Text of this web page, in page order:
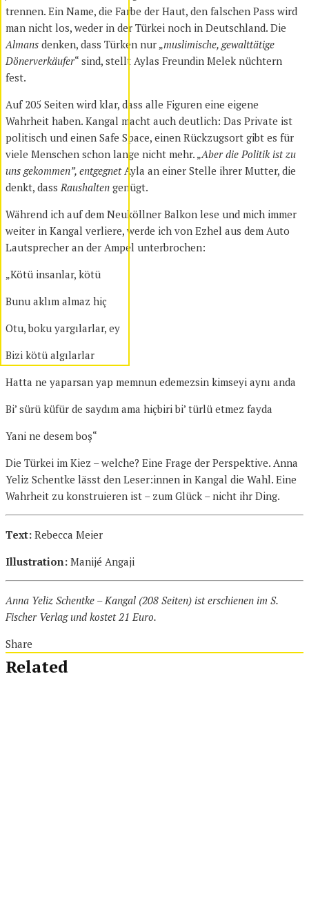
trennen. Ein Name, die Farbe der Haut, den falschen Pass wird
man nicht los, weder in der Türkei noch in Deutschland. Die
Almans denken, dass Türken nur „muslimische, gewalttätige
Dönerverkäufer“ sind, stellt Aylas Freundin Melek nüchtern
fest.
Auf 205 Seiten wird klar, dass alle Figuren eine eigene
Wahrheit haben. Kangal macht auch deutlich: Das Private ist
politisch und einen Safe Space, einen Rückzugsort gibt es für
viele Menschen schon lange nicht mehr. „Aber die Politik ist zu
uns gekommen”, entgegnetAyla an einer Stelle ihrer Mutter, die
denkt, dassRaushalten genügt.
Während ich auf dem Neuköllner Balkon lese und mich immer
weiter in Kangal verliere, werde ich von Ezhel aus dem Auto
Lautsprecher an der Ampel unterbrochen:
„Kötü insanlar, kötü
Bunu aklım almaz hiç
Otu, boku yargılarlar, ey
Bizi kötü algılarlar
Hatta ne yaparsan yap memnun edemezsin kimseyi aynı anda
Bi’ sürü küfür de saydım ama hiçbiri bi’ türlü etmez fayda
Yani ne desem boş“
Die Türkei im Kiez – welche? Eine Frage der Perspektive. Anna
Yeliz Schentke lässt den Leser:innen in Kangal die Wahl. Eine
Wahrheit zu konstruieren ist – zum Glück – nicht ihr Ding.
Text: Rebecca Meier
Illustration: Manijé Angaji
Anna Yeliz Schentke – Kangal (208 Seiten) ist erschienen im S.
Fischer Verlag und kostet 21 Euro.
Share
Related